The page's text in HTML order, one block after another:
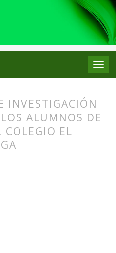
(2021): Monográfico IX Jornadas
INVESTIGACIÓN
ALUMNOS DE
COLEGIO EL